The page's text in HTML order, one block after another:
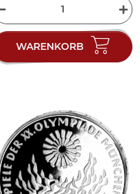
WARENKORB